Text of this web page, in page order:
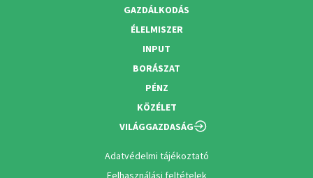
GAZDÁLKODÁS
ÉLELMISZER
INPUT
BORÁSZAT
PÉNZ
KÖZÉLET
VILÁGGAZDASÁG
Adatvédelmi tájékoztató
Felhasználási feltételek